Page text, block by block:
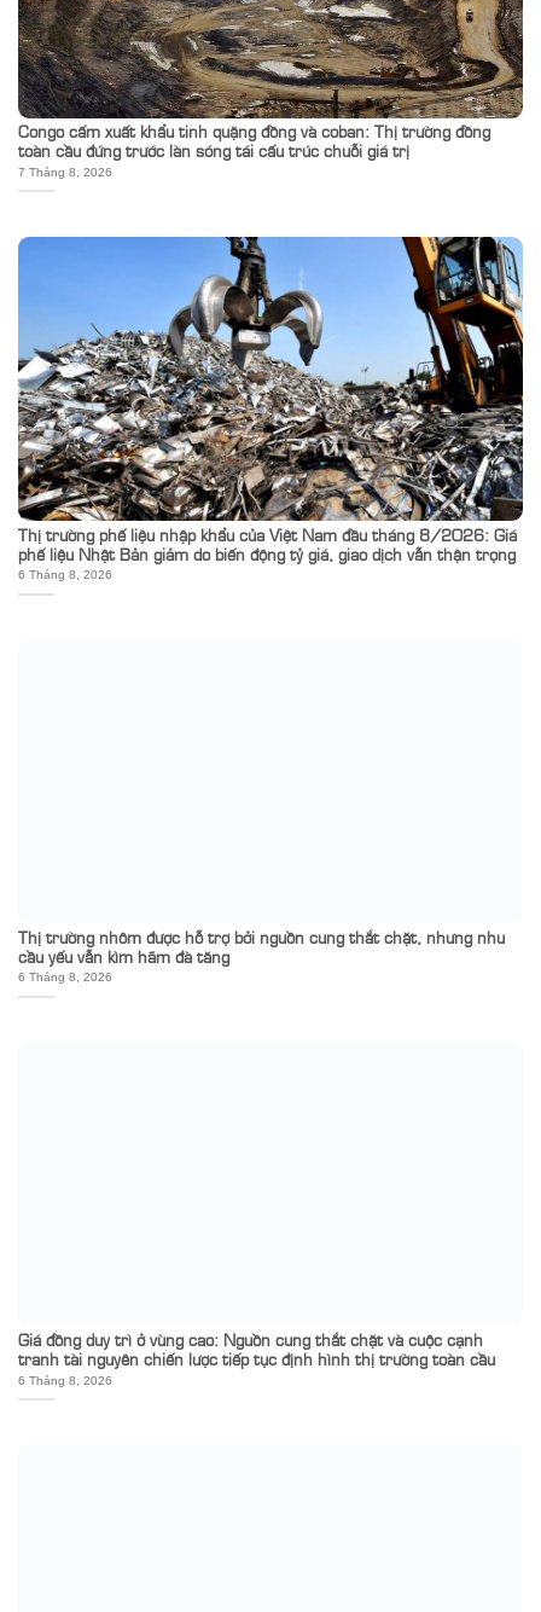
Congo cấm xuất khẩu tinh quặng đồng và coban: Thị trường đồng
toàn cầu đứng trước làn sóng tái cấu trúc chuỗi giá trị
7 Tháng 8, 2026
Thị trường phế liệu nhập khẩu của Việt Nam đầu tháng 8/2026: Giá
phế liệu Nhật Bản giảm do biến động tỷ giá, giao dịch vẫn thận trọng
6 Tháng 8, 2026
Thị trường nhôm được hỗ trợ bởi nguồn cung thắt chặt, nhưng nhu
cầu yếu vẫn kìm hãm đà tăng
6 Tháng 8, 2026
Giá đồng duy trì ở vùng cao: Nguồn cung thắt chặt và cuộc cạnh
tranh tài nguyên chiến lược tiếp tục định hình thị trường toàn cầu
6 Tháng 8, 2026